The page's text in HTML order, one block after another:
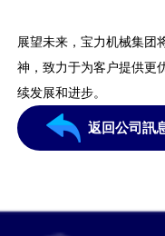
展望未来，宝力机械集团
神，致力于为客户提供更
续发展和进步。
返回公司訊